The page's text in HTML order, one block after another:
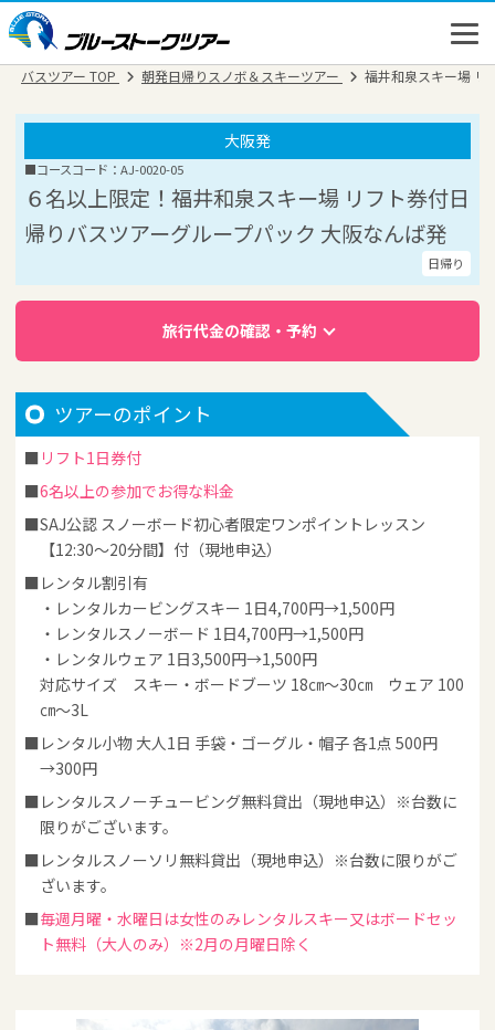
高速バス
バスツアー
バスツアー TOP 朝発日帰りスノボ＆スキーツアー 福井和泉スキー場 リ
６名以上限定！福井和泉スキー場 リフト券付日
帰りバスツアーグループパック 大阪なんば発
大阪発
■コースコード：AJ-0020-05
日帰り
旅行代金の確認・予約
ツアーのポイント
リフト1日券付
6名以上の参加でお得な料金
SAJ公認 スノーボード初心者限定ワンポイントレッスン
【12:30～20分間】付（現地申込）
レンタル割引有
・レンタルカービングスキー 1日4,700円→1,500円
・レンタルスノーボード 1日4,700円→1,500円
・レンタルウェア 1日3,500円→1,500円
対応サイズ スキー・ボードブーツ 18㎝～30㎝ ウェア 100
㎝～3L
レンタル小物 大人1日 手袋・ゴーグル・帽子 各1点 500円
→300円
レンタルスノーチュービング無料貸出（現地申込）※台数に
限りがございます。
レンタルスノーソリ無料貸出（現地申込）※台数に限りがご
ざいます。
毎週月曜・水曜日は女性のみレンタルスキー又はボードセッ
ト無料（大人のみ）※2月の月曜日除く